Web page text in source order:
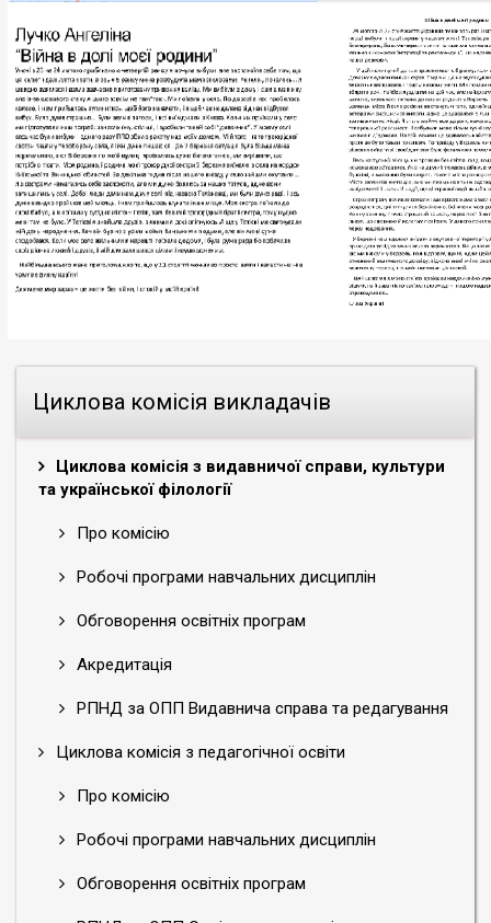
Циклова комісія викладачів
Циклова комісія з видавничої справи, культури
та української філології
Про комісію
Робочі програми навчальних дисциплін
Обговорення освітніх програм
Акредитація
РПНД за ОПП Видавнича справа та редагування
Циклова комісія з педагогічної освіти
Про комісію
Робочі програми навчальних дисциплін
Обговорення освітніх програм